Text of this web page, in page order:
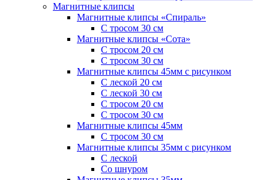
Магнитные клипсы
Магнитные клипсы «Спираль»
С тросом 30 см
Магнитные клипсы «Сота»
С тросом 20 см
С тросом 30 см
Магнитные клипсы 45мм с рисунком
С леской 20 см
С леской 30 см
С тросом 20 см
С тросом 30 см
Магнитные клипсы 45мм
С тросом 30 см
Магнитные клипсы 35мм с рисунком
С леской
Со шнуром